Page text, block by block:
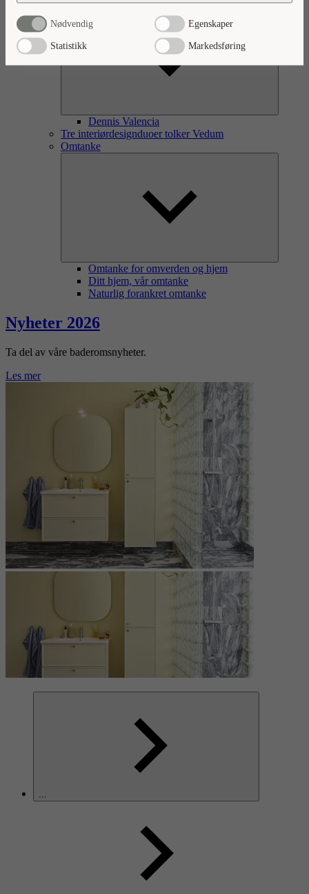
Nødvendig Egenskaper
Statistikk Markedsføring
Dennis Valencia
Tre interiørdesignduoer tolker Vedum
Omtanke
Omtanke for omverden og hjem
Ditt hjem, vår omtanke
Naturlig forankret omtanke
Nyheter 2026
Ta del av våre baderomsnyheter.
Les mer